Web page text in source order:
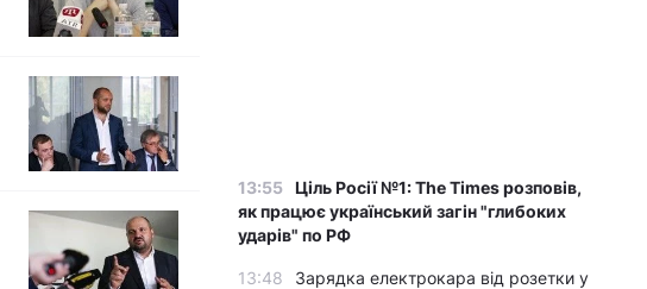
13:55 Ціль Росії №1: The Times розповів,
як працює український загін "глибоких
ударів" по РФ
13:48
Зарядка електрокара від розетки у